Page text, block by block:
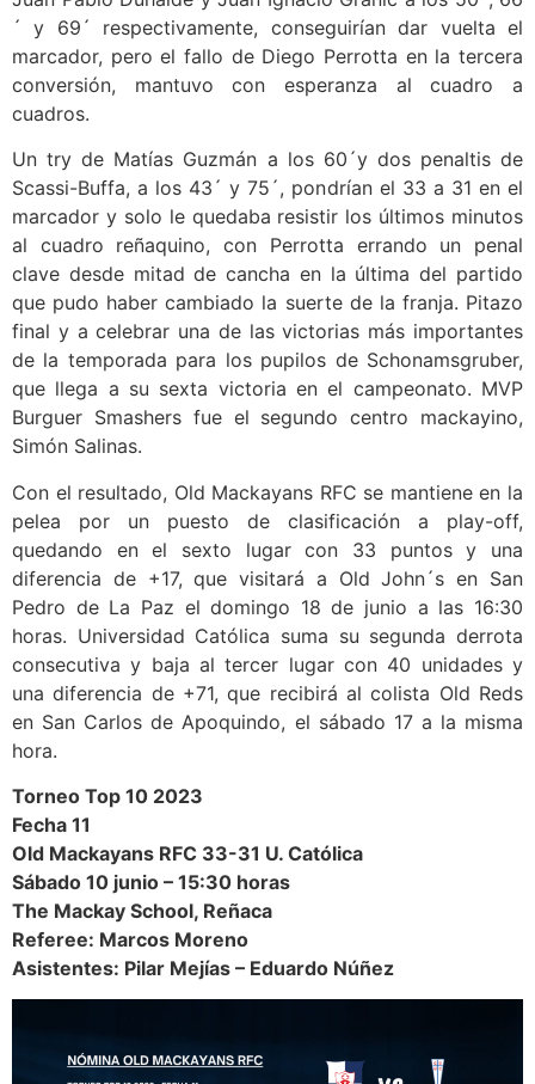
´ y 69´ respectivamente, conseguirían dar vuelta el
marcador, pero el fallo de Diego Perrotta en la tercera
conversión, mantuvo con esperanza al cuadro a
cuadros.
Un try de Matías Guzmán a los 60´y dos penaltis de
Scassi-Buffa, a los 43´ y 75´, pondrían el 33 a 31 en el
marcador y solo le quedaba resistir los últimos minutos
al cuadro reñaquino, con Perrotta errando un penal
clave desde mitad de cancha en la última del partido
que pudo haber cambiado la suerte de la franja. Pitazo
final y a celebrar una de las victorias más importantes
de la temporada para los pupilos de Schonamsgruber,
que llega a su sexta victoria en el campeonato. MVP
Burguer Smashers fue el segundo centro mackayino,
Simón Salinas.
Con el resultado, Old Mackayans RFC se mantiene en la
pelea por un puesto de clasificación a play-off,
quedando en el sexto lugar con 33 puntos y una
diferencia de +17, que visitará a Old John´s en San
Pedro de La Paz el domingo 18 de junio a las 16:30
horas. Universidad Católica suma su segunda derrota
consecutiva y baja al tercer lugar con 40 unidades y
una diferencia de +71, que recibirá al colista Old Reds
en San Carlos de Apoquindo, el sábado 17 a la misma
hora.
Torneo Top 10 2023
Fecha 11
Old Mackayans RFC 33-31 U. Católica
Sábado 10 junio – 15:30 horas
The Mackay School, Reñaca
Referee: Marcos Moreno
Asistentes: Pilar Mejías – Eduardo Núñez